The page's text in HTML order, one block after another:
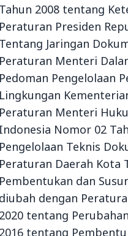
Tahun 2008 tentang
Peraturan Presiden
Tentang Jaringan
Peraturan Menteri
Pedoman Pengelolaan
Lingkungan
Peraturan Menteri
Indonesia Nomor 02
Pengelolaan Teknis
Peraturan Daerah Kota
Pembentukan dan
diubah dengan
2020 tentang
2016 tentang